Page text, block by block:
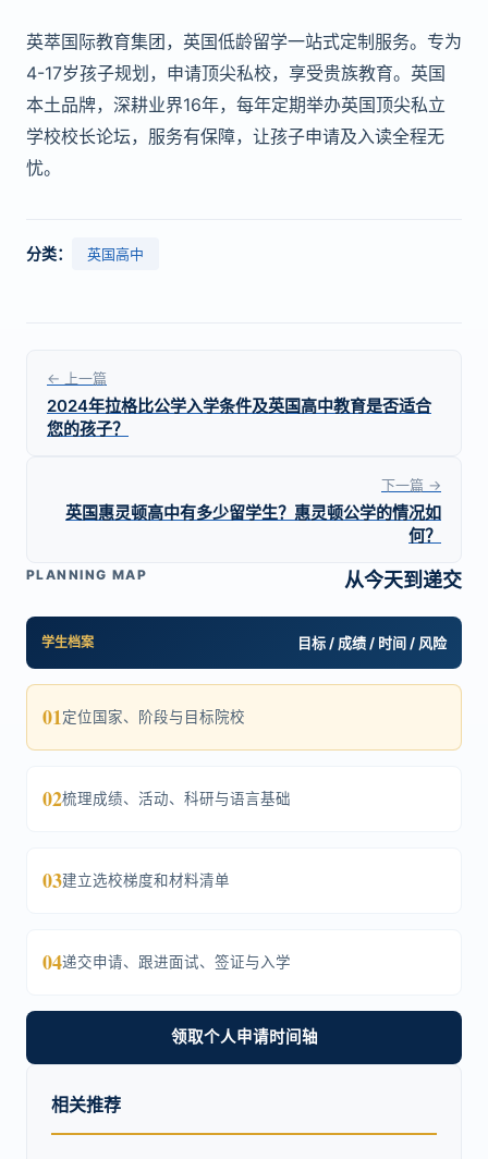
英萃国际教育集团，英国低龄留学一站式定制服务。专为
4-17岁孩子规划，申请顶尖私校，享受贵族教育。英国
本土品牌，深耕业界16年，每年定期举办英国顶尖私立
学校校长论坛，服务有保障，让孩子申请及入读全程无
忧。
分类： 英国高中
← 上一篇
2024年拉格比公学入学条件及英国高中教育是否适合
您的孩子？
下一篇 →
英国惠灵顿高中有多少留学生？惠灵顿公学的情况如
何？
PLANNING MAP 从今天到递交
学生档案 目标 / 成绩 / 时间 / 风险
01定位国家、阶段与目标院校
02梳理成绩、活动、科研与语言基础
03建立选校梯度和材料清单
04递交申请、跟进面试、签证与入学
领取个人申请时间轴
相关推荐